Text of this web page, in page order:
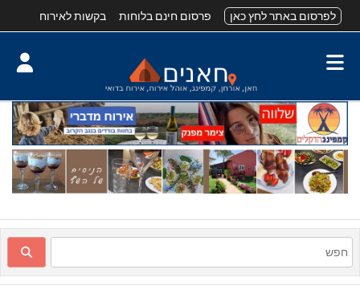
לפרסום באתר לחץ כאן פרסום חינם בלוחות בקשות לאירוח